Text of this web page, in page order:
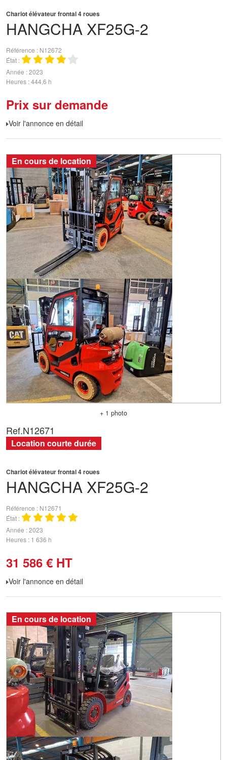
HANGCHA XF25G-2
Chariot élévateur frontal 4 roues
Référence
N12672
État
Année 2023
Heures 444,6 h
Prix sur demande
Voir l'annonce en détail
En cours de location
+ 1 photo
HANGCHA XF25G-2
Chariot élévateur frontal 4 roues
Référence
N12671
État
Année 2023
Heures 1 636 h
31 586 € HT
Voir l'annonce en détail
Ref.N12671
Location courte durée
En cours de location